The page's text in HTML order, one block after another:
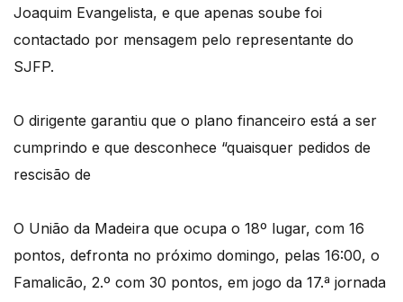
Joaquim Evangelista, e que apenas soube foi
contactado por mensagem pelo representante do
SJFP.
O dirigente garantiu que o plano financeiro está a ser
cumprindo e que desconhece “quaisquer pedidos de
rescisão de
O União da Madeira que ocupa o 18º lugar, com 16
pontos, defronta no próximo domingo, pelas 16:00, o
Famalicão, 2.º com 30 pontos, em jogo da 17.ª jornada